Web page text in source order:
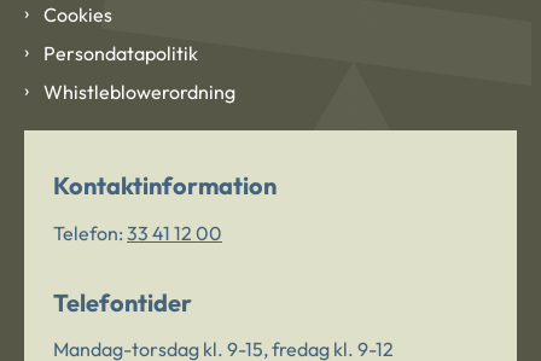
Cookies
Persondatapolitik
Whistleblowerordning
Kontaktinformation
Telefon: 33 41 12 00
Telefontider
Mandag-torsdag kl. 9-15, fredag kl. 9-12